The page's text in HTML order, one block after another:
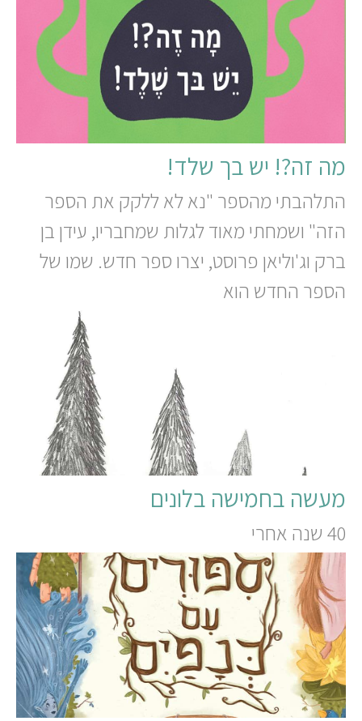
מה זה?! יש בך שלד!
התלהבתי מהספר "נא לא ללקק את הספר
הזה" ושמחתי מאוד לגלות שמחבריו, עידן בן
ברק וג'וליאן פרוסט, יצרו ספר חדש. שמו של
הספר החדש הוא
מעשה בחמישה בלונים
40 שנה אחרי